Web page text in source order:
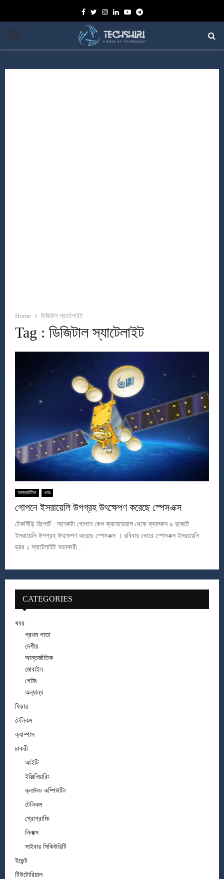
Facebook
TwitterInstagram
Linkedin
YoutubeTelegram
PRIMARY
Home ডিজিটাল স্যাটেলাইট
Tag : ডিজিটাল স্যাটেলাইট
আন্তর্জাতিক খবর
গোপনে ইসরায়েলি উপগ্রহ উৎক্ষেপণ করেছে স্পেসএক্স
টেকসিঁড়ি রিপোর্ট : অনেকটা গোপনে কেপ ক্যানাভেরাল থেকে ফ্যালকন ৯ রকেটে
ইসরায়েলি উপগ্রহ উৎক্ষেপণ করেছে স্পেসএক্স । রবিবার ভোরে স্পেসএক্স ইসরায়েলি
ড্রর ১ স্যাটেলাইট বহনকারী...
CATEGORIES
খবর
প্রথম পাতা
দেশীয়
আন্তর্জাতিক
মোবাইল
গেমিং
অন্যান্য
ফিচার
টেলিকম
ক্যাম্পাস
চাকরী
আইটি
ইঞ্জিনিয়ারিং
ক্লাউড কম্পিউটিং
টেলিকম
প্রোগ্রামিং
লিনাক্স
সাইবার সিকিউরিটি
ইভেন্ট
টিউটোরিয়াল